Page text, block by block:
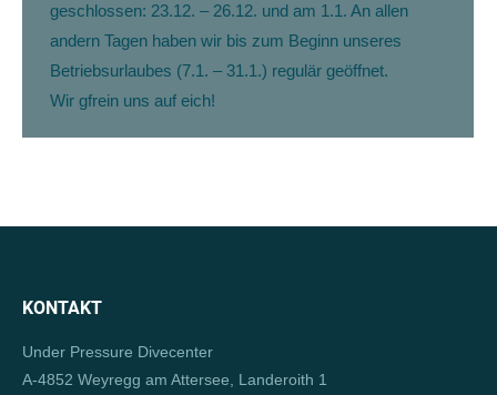
geschlossen: 23.12. – 26.12. und am 1.1. An allen
andern Tagen haben wir bis zum Beginn unseres
Betriebsurlaubes (7.1. – 31.1.) regulär geöffnet.
Wir gfrein uns auf eich!
KONTAKT
Under Pressure Divecenter
A-4852 Weyregg am Attersee, Landeroith 1